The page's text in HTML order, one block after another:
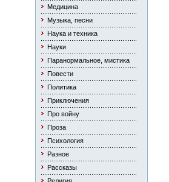
Медицина
Музыка, песни
Наука и техника
Науки
Паранормальное, мистика
Повести
Политика
Приключения
Про войну
Проза
Психология
Разное
Рассказы